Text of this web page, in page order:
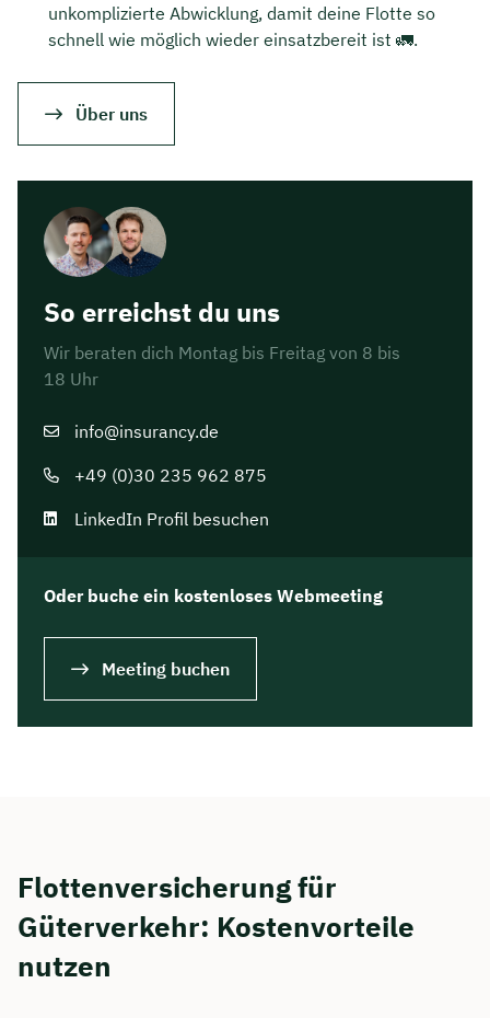
unkomplizierte Abwicklung, damit deine Flotte so
schnell wie möglich wieder einsatzbereit ist 🚛.
Über uns
So erreichst du uns
Wir beraten dich Montag bis Freitag von 8 bis
18 Uhr
info@insurancy.de
+49 (0)30 235 962 875
LinkedIn Profil besuchen
Oder buche ein kostenloses Webmeeting
Meeting buchen
Flottenversicherung für
Güterverkehr: Kostenvorteile
nutzen
Jetzt persönliches
Beratungsgespräch mit Jonas
Ubben sichern 🤝